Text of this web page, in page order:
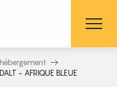
- AFRIQUE BLEUE